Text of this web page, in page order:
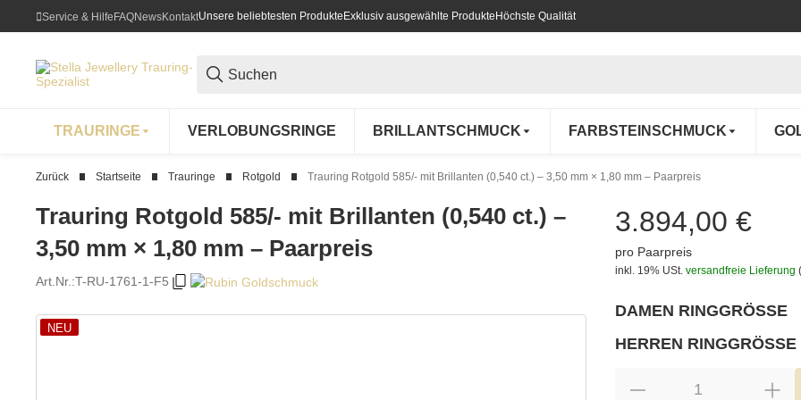
Service & HilfeFAQNewsKontaktUnsere beliebtesten Produkte Exklusiv ausgewählte Produkte Höchste Qualität
TRAURINGE VERLOBUNGSRINGE BRILLANTSCHMUCK FARBSTEINSCHMUCK
Zurück Startseite Trauringe Rotgold Trauring Rotgold 585/- mit Brillanten (0,540 ct.) – 3,50 mm × 1,80 mm – Paarpreis
Trauring Rotgold 585/- mit Brillanten (0,540 ct.) –
3,50 mm × 1,80 mm – Paarpreis
Art.Nr.:T-RU-1761-1-F5
NEU
3.894,00 €
pro Paarpreis
inkl. 19% USt. versandfreie Lieferung
DAMEN RINGGRÖSSE
HERREN RINGGRÖSSE